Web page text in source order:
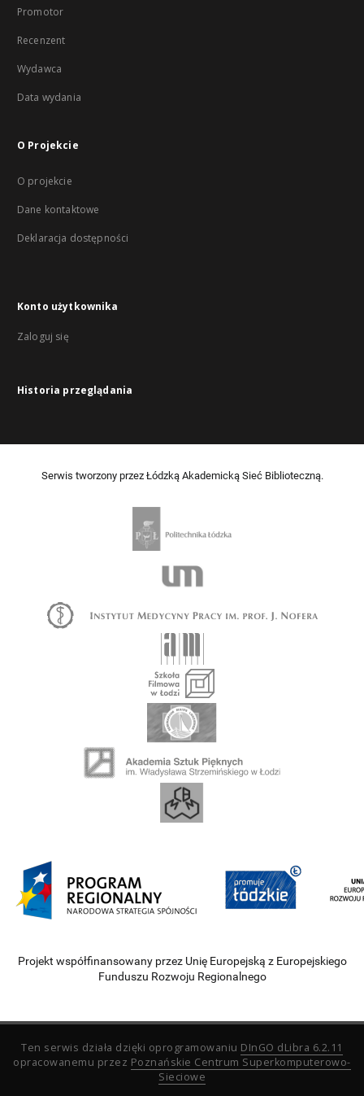
Promotor
Recenzent
Wydawca
Data wydania
O Projekcie
O projekcie
Dane kontaktowe
Deklaracja dostępności
Konto użytkownika
Zaloguj się
Historia przeglądania
Serwis tworzony przez Łódzką Akademicką Sieć Biblioteczną.
Projekt współfinansowany przez Unię Europejską z Europejskiego
Funduszu Rozwoju Regionalnego
Ten serwis działa dzięki oprogramowaniu DInGO dLibra 6.2.11
opracowanemu przez Poznańskie Centrum Superkomputerowo-
Sieciowe